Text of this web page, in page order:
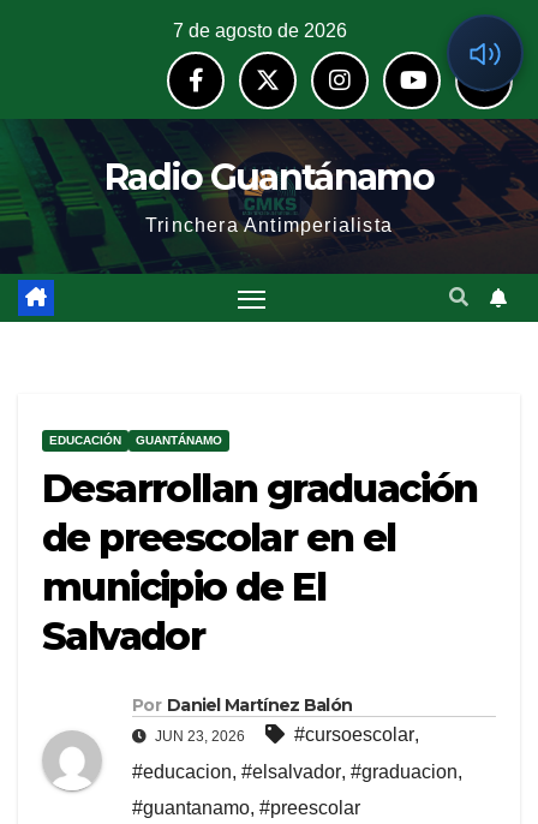
7 de agosto de 2026
Radio Guantánamo
Trinchera Antimperialista
EDUCACIÓN GUANTÁNAMO
Desarrollan graduación
de preescolar en el
municipio de El
Salvador
Por Daniel Martínez Balón
JUN 23, 2026 #cursoescolar,
#educacion, #elsalvador, #graduacion,
#guantanamo, #preescolar